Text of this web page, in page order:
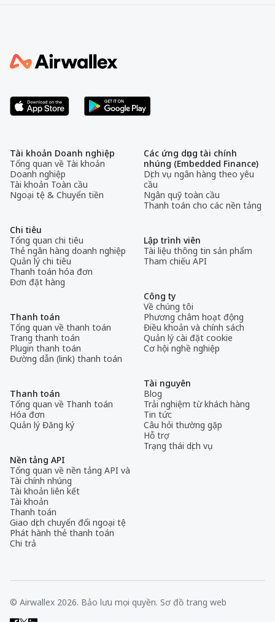
Tài khoản Doanh nghiệp
Tổng quan về Tài khoản
Doanh nghiệp
Tài khoản Toàn cầu
Ngoại tệ & Chuyển tiền
Chi tiêu
Tổng quan chi tiêu
Thẻ ngân hàng doanh nghiệp
Quản lý chi tiêu
Thanh toán hóa đơn
Đơn đặt hàng
Thanh toán
Tổng quan về thanh toán
Trang thanh toán
Plugin thanh toán
Đường dẫn (link) thanh toán
Thanh toán
Tổng quan về Thanh toán
Hóa đơn
Quản lý Đăng ký
Nền tảng API
Tổng quan về nền tảng API và
Tài chính nhúng
Tài khoản liên kết
Tài khoản
Thanh toán
Giao dịch chuyển đổi ngoại tệ
Phát hành thẻ thanh toán
Chi trả
Các ứng dụng tài chính
nhúng (Embedded Finance)
Dịch vụ ngân hàng theo yêu
cầu
Ngân quỹ toàn cầu
Thanh toán cho các nền tảng
Lập trình viên
Tài liệu thông tin sản phẩm
Tham chiếu API
Công ty
Về chúng tôi
Phương châm hoạt động
Điều khoản và chính sách
Quản lý cài đặt cookie
Cơ hội nghề nghiệp
Tài nguyên
Blog
Trải nghiệm từ khách hàng
Tin tức
Câu hỏi thường gặp
Hỗ trợ
Trạng thái dịch vụ
© Airwallex 2026. Bảo lưu mọi quyền. Sơ đồ trang web